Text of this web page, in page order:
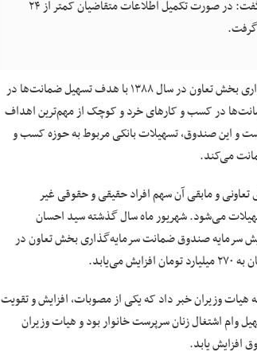
سرپرست خانوار با اعتبار ۱۲۵ میلیارد ریال خبر داد و گفت: در صورت تکمیل اطلاعات متقاضیان کمتر از ۲۴
گرفت.
به گزارش کسب و کار نیوز ، صندوق ضمانت سرمایه‌گذاری بخش تعاون در سال ۱۳۸۸ با هدف تسهیل ضمانت‌ها در
در کسب و کارهای خرد و کوچک از مهم‌ترین اهداف
و این صندوق، تسهیلات بانکی مربوط به حوزه کسب و
می‌کند.
تعاونی و مابقی آن سهم افراد حقیقی و حقوقی غیر
می‌شود. شهریور ماه سال گذشته سید احسان
سرمایه صندوق ضمانت سرمایه‌گذاری بخش تعاون در
وزیران خبر داد که یکی از مصوبات، افزایش و تقویت
اشتغال زنان سرپرست خانوار بود و هیات وزیران
افزایش یابد.